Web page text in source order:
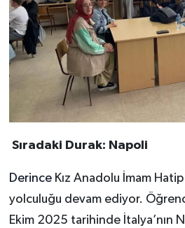
Sıradaki Durak: Napoli
Derince Kız Anadolu İmam
yolculuğu devam ediyor.
Ekim 2025 tarihinde İtalya’nın